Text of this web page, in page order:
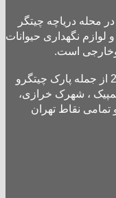
محله دریاچه چیتگر
لوازم نگهداری حیوانات
وخارجی است.
پت شاپ نینی پت به تمامی نقاط منطقه 22 از جمله پارک چیتگرو
، شهرک خرازی،
تمامی نقاط تهران